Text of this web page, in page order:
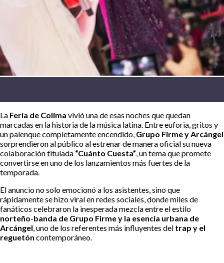
La Feria de Colima vivió una de esas noches que quedan
marcadas en la historia de la música latina. Entre euforia, gritos y
un palenque completamente encendido, Grupo Firme y Arcángel
sorprendieron al público al estrenar de manera oficial su nueva
colaboración titulada “Cuánto Cuesta”, un tema que promete
convertirse en uno de los lanzamientos más fuertes de la
temporada.
El anuncio no solo emocionó a los asistentes, sino que
rápidamente se hizo viral en redes sociales, donde miles de
fanáticos celebraron la inesperada mezcla entre el estilo
norteño-banda de Grupo Firme y la esencia urbana de
Arcángel, uno de los referentes más influyentes del trap y el
reguetón contemporáneo.